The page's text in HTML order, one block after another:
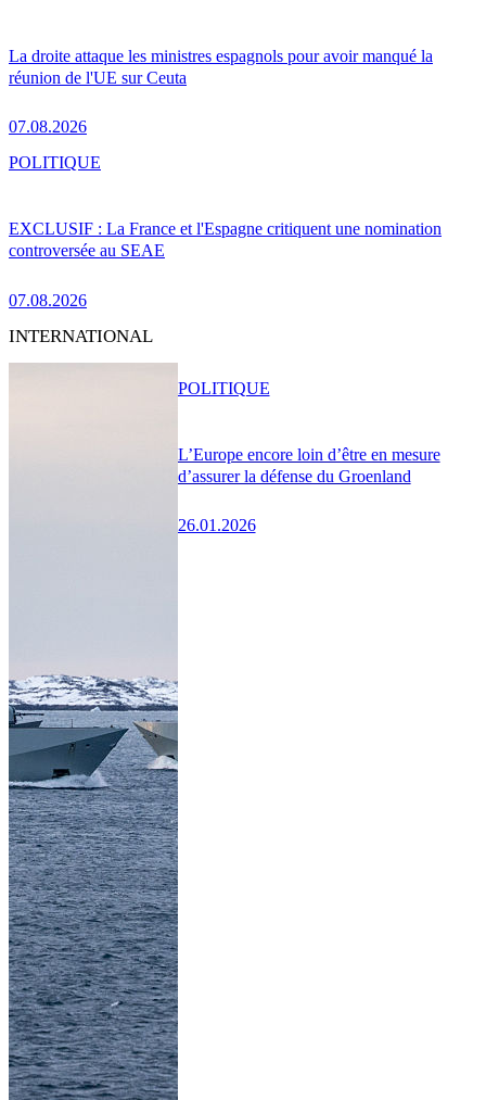
La droite attaque les ministres espagnols pour avoir manqué la
réunion de l'UE sur Ceuta
07.08.2026
EXCLUSIF : La France et l'Espagne critiquent une nomination
controversée au SEAE
07.08.2026
POLITIQUE
INTERNATIONAL
L’Europe encore loin d’être en mesure
d’assurer la défense du Groenland
26.01.2026
POLITIQUE